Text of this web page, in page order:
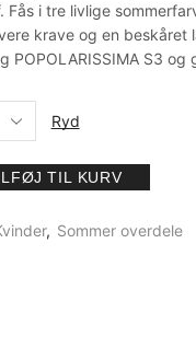
Fås i tre livlige
krave og en
POPOLARISSIMA S3
Ryd
TIL KURV
, Sommer overdele